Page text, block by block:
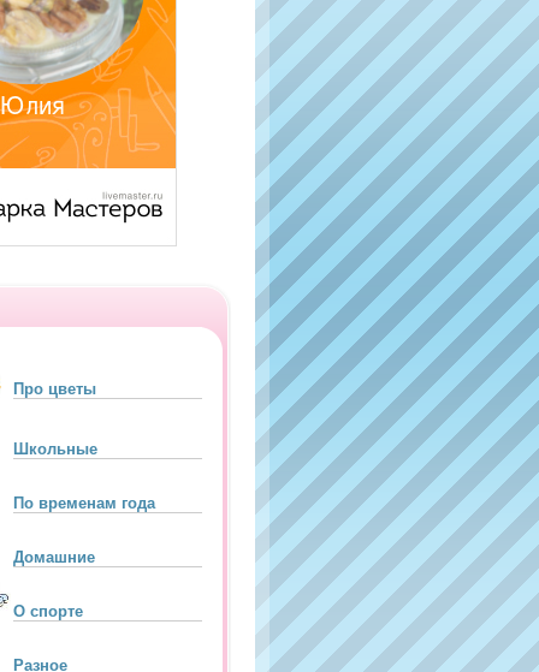
Про цветы
Школьные
По временам года
Домашние
О спорте
Разное